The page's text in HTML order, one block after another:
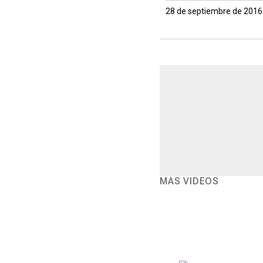
28 de septiembre de
MÁS VIDEOS